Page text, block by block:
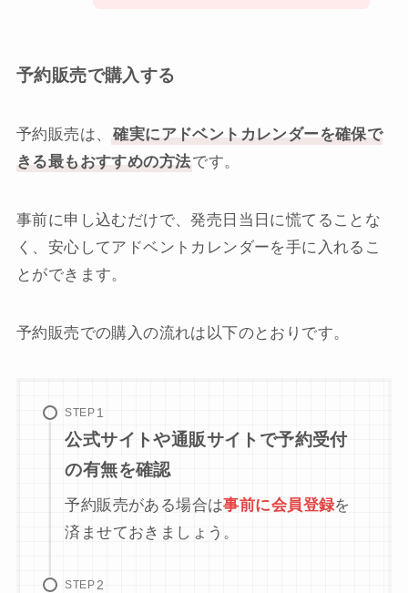
予約販売で購入する
予約販売は、
確実にアドベントカレンダーを確保で
きる最もおすすめの方法です。
事前に申し込むだけで、発売日当日に慌てることな
く、安心してアドベントカレンダーを手に入れるこ
とができます。
予約販売での購入の流れは以下のとおりです。
STEP
公式サイトや通販サイトで予約受付
の有無を確認
予約販売がある場合は事前に会員登録を
済ませておきましょう。
STEP